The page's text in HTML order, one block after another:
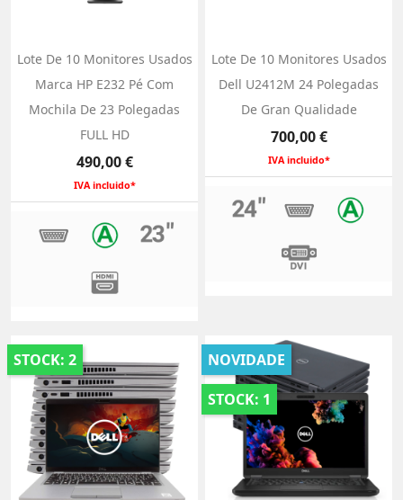
Lote De 10 Monitores Usados
Marca HP E232 Pé Com
Mochila De 23 Polegadas
FULL HD
Preço
490,00 €
IVA incluido*
Lote De 10 Monitores Usados
Dell U2412M 24 Polegadas
De Gran Qualidade
Preço
700,00 €
IVA incluido*
STOCK: 2
NOVIDADE
STOCK: 1